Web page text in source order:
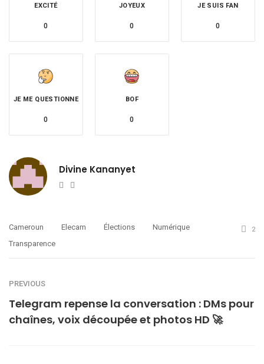
EXCITÉ
0
JOYEUX
0
JE SUIS FAN
0
JE ME QUESTIONNE
0
BOF
0
Divine Kananyet
Website
Cameroun Elecam Élections
Numérique
Transparence
2
PREVIOUS
Telegram repense la conversation : DMs pour
chaînes, voix découpée et photos HD 🚀